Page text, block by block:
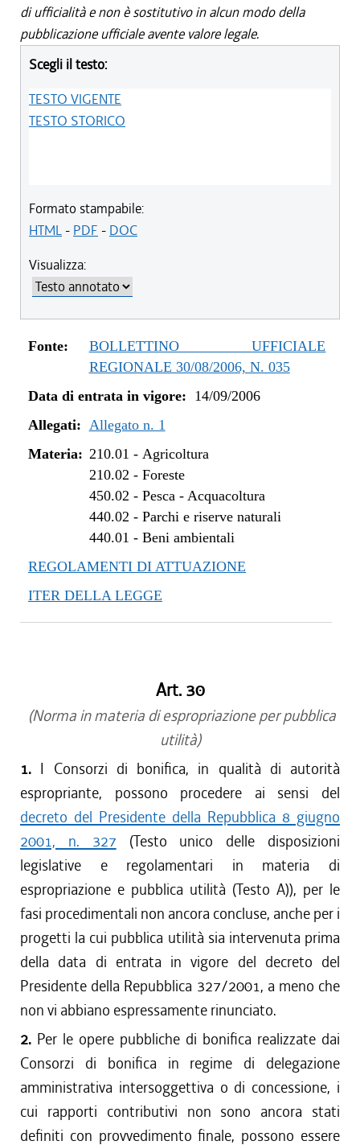
di ufficialità e non è sostitutivo in alcun modo della
pubblicazione ufficiale avente valore legale.
Scegli il testo:
TESTO VIGENTE
TESTO STORICO
Formato stampabile:
HTML- PDF - DOC
Visualizza:
Fonte:
BOLLETTINO UFFICIALE
REGIONALE 30/08/2006, N. 035
Data di entrata in vigore: 14/09/2006
Allegati: Allegato n. 1
Materia: 210.01 - Agricoltura
210.02 - Foreste
450.02 - Pesca - Acquacoltura
440.02 - Parchi e riserve naturali
440.01 - Beni ambientali
REGOLAMENTI DI ATTUAZIONE
ITER DELLA LEGGE
Art. 30
(Norma in materia di espropriazione per pubblica
utilità)
1. I Consorzi di bonifica, in qualità di autorità
espropriante, possono procedere ai sensi del
decreto del Presidente della Repubblica 8 giugno
2001, n. 327 (Testo unico delle disposizioni
legislative e regolamentari in materia di
espropriazione e pubblica utilità (Testo A)), per le
fasi procedimentali non ancora concluse, anche per i
progetti la cui pubblica utilità sia intervenuta prima
della data di entrata in vigore del decreto del
Presidente della Repubblica 327/2001, a meno che
non vi abbiano espressamente rinunciato.
2. Per le opere pubbliche di bonifica realizzate dai
Consorzi di bonifica in regime di delegazione
amministrativa intersoggettiva o di concessione, i
cui rapporti contributivi non sono ancora stati
definiti con provvedimento finale, possono essere